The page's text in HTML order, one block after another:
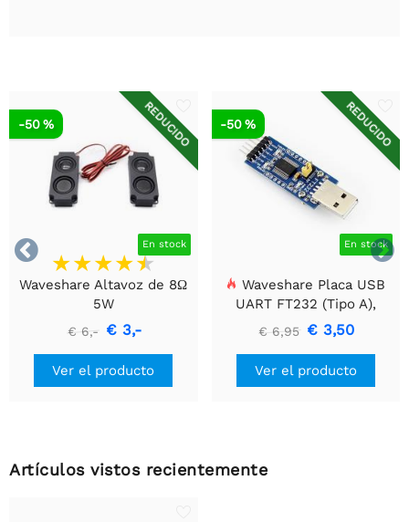


REDUCIDO
En stock
-50 %
Waveshare Altavoz de 8Ω
5W
€ 6,- € 3,-
Ver el producto
REDUCIDO
En stock
-50 %
Waveshare Placa USB
UART FT232 (Tipo A),
Módulo de Comunicación
USB a TTL (UART)
€ 6,95 € 3,50
Ver el producto
Artículos vistos recientemente